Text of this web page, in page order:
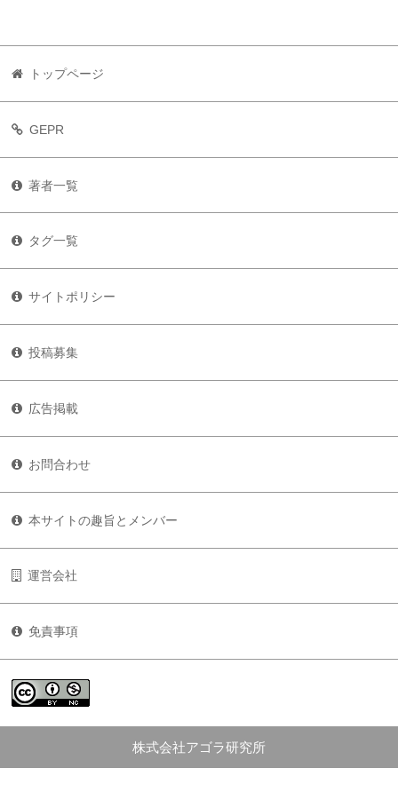
トップページ
GEPR
著者一覧
タグ一覧
サイトポリシー
投稿募集
広告掲載
お問合わせ
本サイトの趣旨とメンバー
運営会社
免責事項
株式会社アゴラ研究所